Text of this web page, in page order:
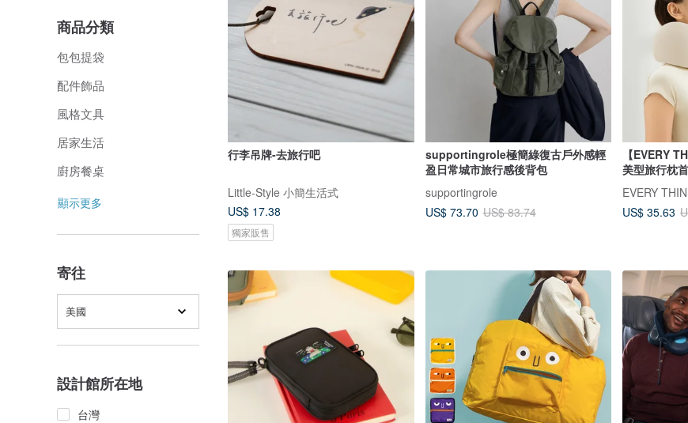
商品分類
包包提袋
配件飾品
風格文具
居家生活
廚房餐桌
顯示更多
寄往
美國
設計館所在地
台灣
行李吊牌-去旅行吧
Little-Style 小簡生活式
US$ 17.38
獨家販售
supportingrole極簡綠復古戶外感輕
盈日常城市旅行感後背包
supportingrole
US$ 73.70 US$ 83.74
【EVERY
美型旅行枕
EVERY
US$ 35.63